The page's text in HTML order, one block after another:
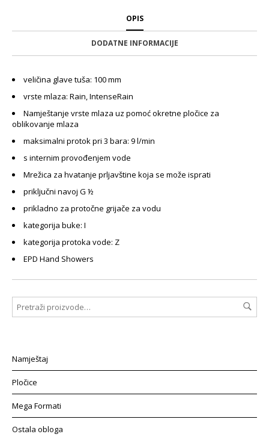
OPIS
DODATNE INFORMACIJE
veličina glave tuša: 100 mm
vrste mlaza: Rain, IntenseRain
Namještanje vrste mlaza uz pomoć okretne pločice za
oblikovanje mlaza
maksimalni protok pri 3 bara: 9 l/min
s internim provođenjem vode
Mrežica za hvatanje prljavštine koja se može isprati
priključni navoj G ½
prikladno za protočne grijače za vodu
kategorija buke: I
kategorija protoka vode: Z
EPD Hand Showers
Namještaj
Pločice
Mega Formati
Ostala obloga